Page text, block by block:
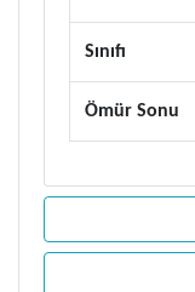
Sınıfı
Ömür Sonu